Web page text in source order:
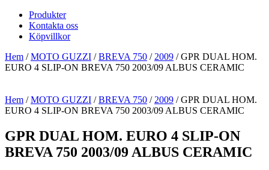
Produkter
Kontakta oss
Köpvillkor
Hem /MOTO GUZZI /BREVA 750 / 2009 / GPR DUAL HOM.
EURO 4 SLIP-ON BREVA 750 2003/09 ALBUS CERAMIC
Hem /MOTO GUZZI /BREVA 750 / 2009 / GPR DUAL HOM.
EURO 4 SLIP-ON BREVA 750 2003/09 ALBUS CERAMIC
GPR DUAL HOM. EURO 4 SLIP-ON
BREVA 750 2003/09 ALBUS CERAMIC